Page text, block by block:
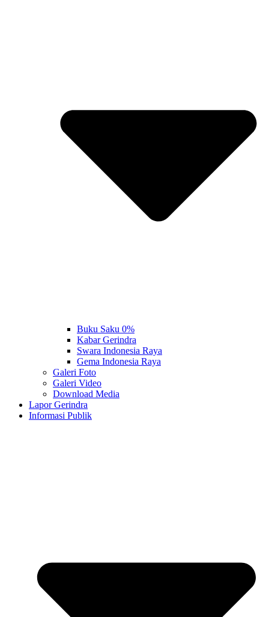
Buku Saku 0%
Kabar Gerindra
Swara Indonesia Raya
Gema Indonesia Raya
Galeri Foto
Galeri Video
Download Media
Lapor Gerindra
Informasi Publik